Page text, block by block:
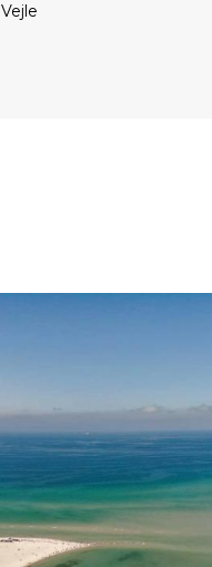
Vejle